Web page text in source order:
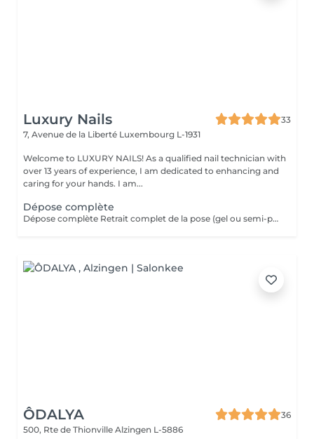
Luxury Nails
33
7, Avenue de la Liberté Luxembourg L-1931
Welcome to LUXURY NAILS! As a qualified nail technician with
over 13 years of experience, I am dedicated to enhancing and
caring for your hands. I am...
Dépose complète
Dépose complète Retrait complet de la pose (gel ou semi-permanent) afin de retrouver vos ongles naturels, sans repose de produit. Cette prestation n'est pas réservable en ligne. Elle est réservée uniquement aux poses réalisées par mes soins. Je n'effectue pas de dépose sur des poses réalisées par une autre prothésiste ongulaire.
ÔDALYA
36
500, Rte de Thionville Alzingen L-5886